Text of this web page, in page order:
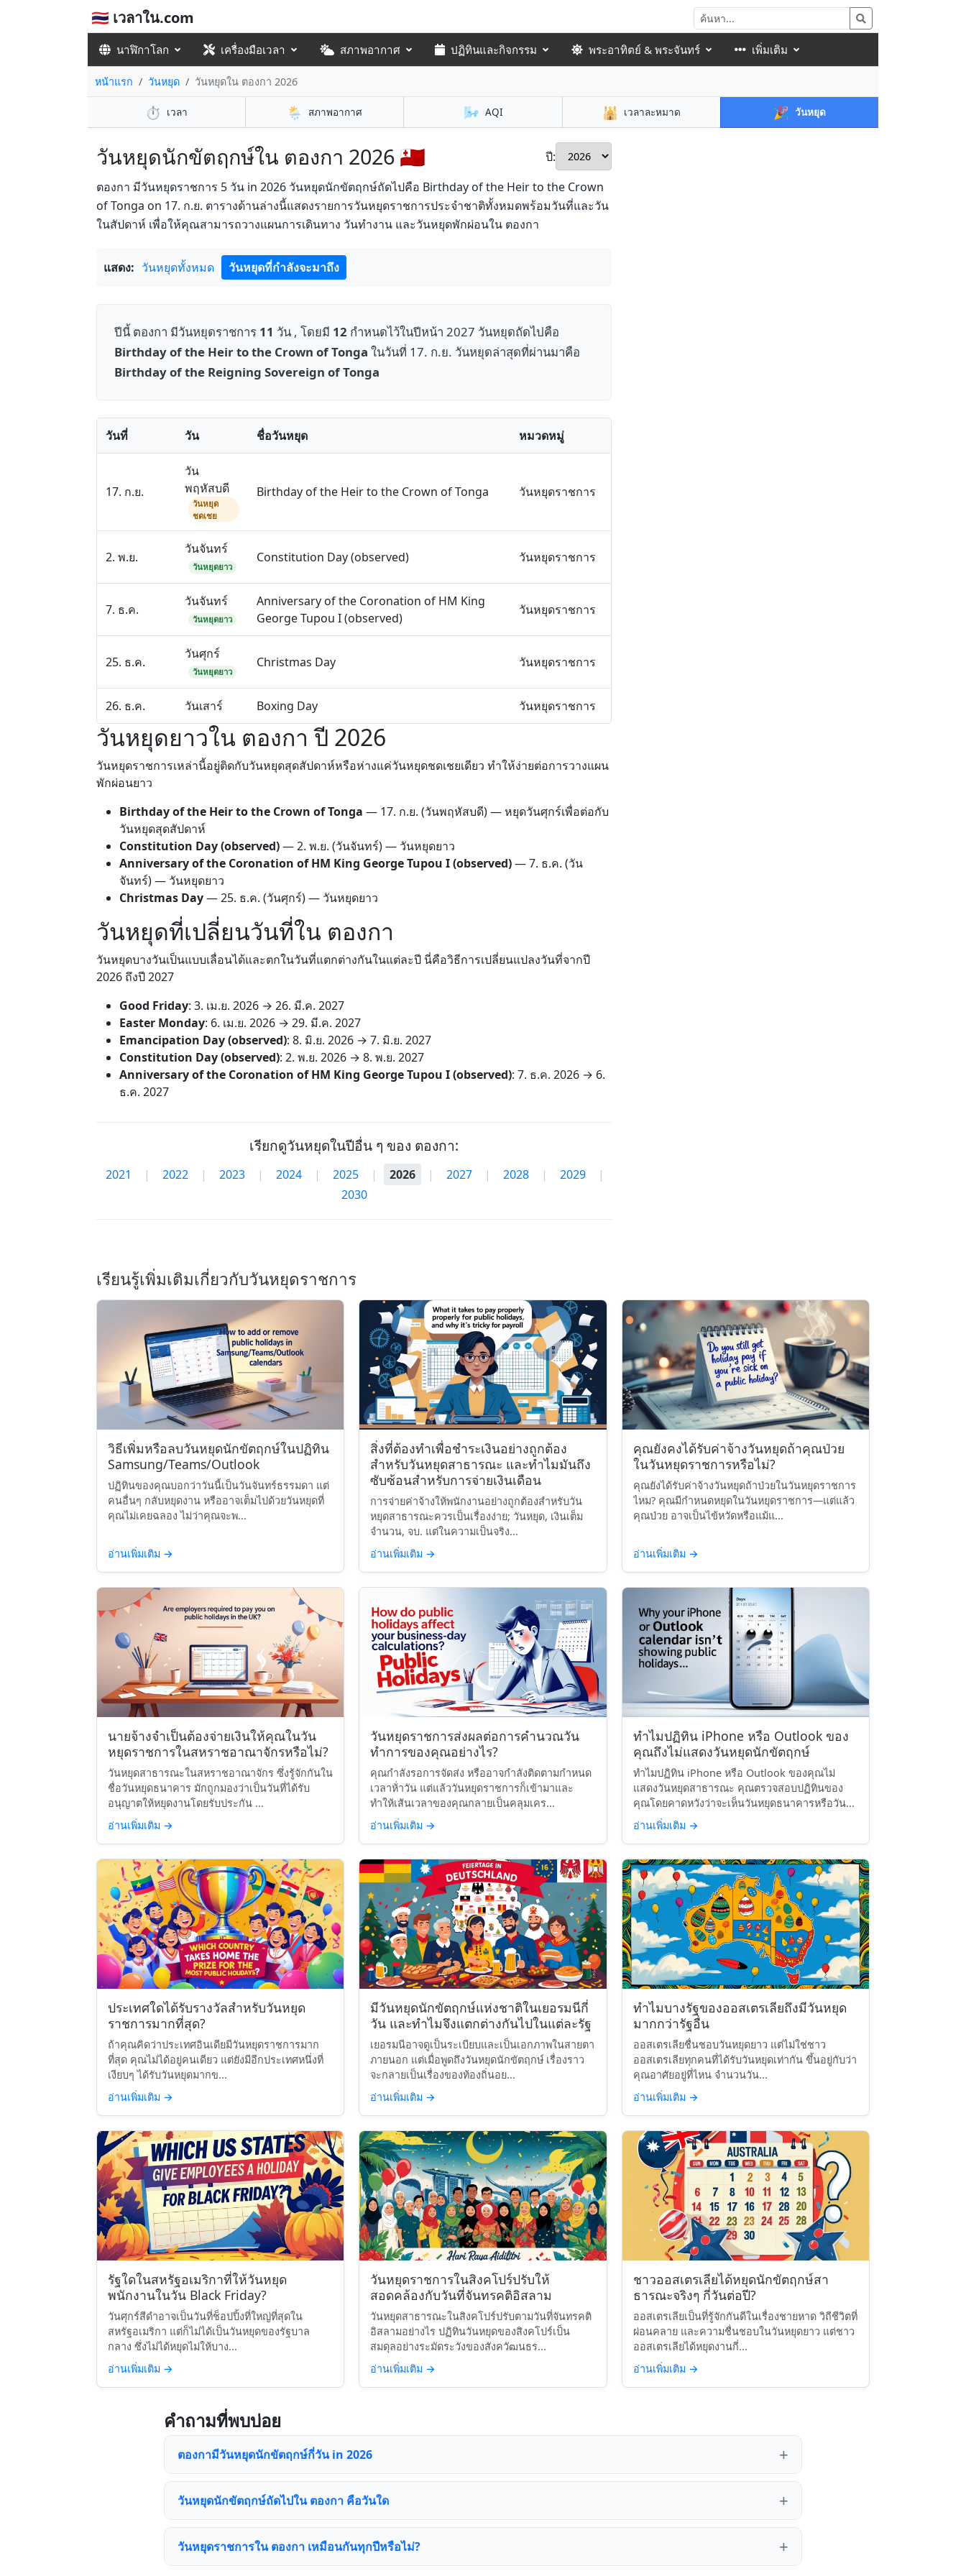
🇹🇭 เวลาใน.com
นาฬิกาโลก เครื่องมือเวลา สภาพอากาศ ปฏิทินและกิจกรรม พระอาทิตย์ & พระจันทร์ เพิ่มเติม
หน้าแรก วันหยุด วันหยุดใน ตองกา 2026
⏱️ เวลา 🌦️ สภาพอากาศ 🌬️ AQI 🕌 เวลาละหมาด 🎉 วันหยุด
วันหยุดนักขัตฤกษ์ใน ตองกา 2026 🇹🇴
ปี:
ตองกา มีวันหยุดราชการ 5 วัน in 2026 วันหยุดนักขัตฤกษ์ถัดไปคือ Birthday of the Heir to the Crown
of Tonga on 17. ก.ย. ตารางด้านล่างนี้แสดงรายการวันหยุดราชการประจำชาติทั้งหมดพร้อมวันที่และวัน
ในสัปดาห์ เพื่อให้คุณสามารถวางแผนการเดินทาง วันทำงาน และวันหยุดพักผ่อนใน ตองกา
แสดง: วันหยุดทั้งหมด วันหยุดที่กำลังจะมาถึง
ปีนี้ ตองกา มีวันหยุดราชการ 11 วัน , โดยมี 12 กำหนดไว้ในปีหน้า 2027 วันหยุดถัดไปคือ
Birthday of the Heir to the Crown of Tonga ในวันที่ 17. ก.ย. วันหยุดล่าสุดที่ผ่านมาคือ
Birthday of the Reigning Sovereign of Tonga
วันที่ วัน ชื่อวันหยุด หมวดหมู่
17. ก.ย.
วัน
พฤหัสบดี
วันหยุด
ชดเชย
Birthday of the Heir to the Crown of Tonga วันหยุดราชการ
2. พ.ย.
วันจันทร์
วันหยุดยาว
Constitution Day (observed) วันหยุดราชการ
7. ธ.ค.
วันจันทร์
วันหยุดยาว
Anniversary of the Coronation of HM King
George Tupou I (observed)
วันหยุดราชการ
25. ธ.ค.
วันศุกร์
วันหยุดยาว
Christmas Day วันหยุดราชการ
26. ธ.ค. วันเสาร์ Boxing Day วันหยุดราชการ
วันหยุดยาวใน ตองกา ปี 2026
วันหยุดราชการเหล่านี้อยู่ติดกับวันหยุดสุดสัปดาห์หรือห่างแค่วันหยุดชดเชยเดียว ทำให้ง่ายต่อการวางแผน
พักผ่อนยาว
Birthday of the Heir to the Crown of Tonga — 17. ก.ย. (วันพฤหัสบดี) — หยุดวันศุกร์เพื่อต่อกับ
วันหยุดสุดสัปดาห์
Constitution Day (observed)—2. พ.ย. (วันจันทร์) — วันหยุดยาว
Anniversary of the Coronation of HM King George Tupou I (observed)—7. ธ.ค. (วัน
จันทร์) — วันหยุดยาว
Christmas Day—25. ธ.ค. (วันศุกร์) — วันหยุดยาว
วันหยุดที่เปลี่ยนวันที่ใน ตองกา
วันหยุดบางวันเป็นแบบเลื่อนได้และตกในวันที่แตกต่างกันในแต่ละปี นี่คือวิธีการเปลี่ยนแปลงวันที่จากปี
2026 ถึงปี 2027
Good Friday: 3. เม.ย. 2026 → 26. มี.ค. 2027
Easter Monday: 6. เม.ย. 2026 → 29. มี.ค. 2027
Emancipation Day (observed): 8. มิ.ย. 2026 → 7. มิ.ย. 2027
Constitution Day (observed): 2. พ.ย. 2026 → 8. พ.ย. 2027
Anniversary of the Coronation of HM King George Tupou I (observed): 7. ธ.ค. 2026 → 6.
ธ.ค. 2027
เรียกดูวันหยุดในปีอื่น ๆ ของ ตองกา:
2021 | 2022 | 2023 | 2024 | 2025 | 2026 | 2027 | 2028 | 2029
|
2030
เรียนรู้เพิ่มเติมเกี่ยวกับวันหยุดราชการ
วิธีเพิ่มหรือลบวันหยุดนักขัตฤกษ์ในปฏิทิน
Samsung/Teams/Outlook
ปฏิทินของคุณบอกว่าวันนี้เป็นวันจันทร์ธรรมดา แต่
คนอื่นๆ กลับหยุดงาน หรืออาจเต็มไปด้วยวันหยุดที่
คุณไม่เคยฉลอง ไม่ว่าคุณจะพ...
อ่านเพิ่มเติม →
สิ่งที่ต้องทำเพื่อชำระเงินอย่างถูกต้อง
สำหรับวันหยุดสาธารณะ และทำไมมันถึง
ซับซ้อนสำหรับการจ่ายเงินเดือน
การจ่ายค่าจ้างให้พนักงานอย่างถูกต้องสำหรับวัน
หยุดสาธารณะควรเป็นเรื่องง่าย; วันหยุด, เงินเต็ม
จำนวน, จบ. แต่ในความเป็นจริง...
อ่านเพิ่มเติม →
คุณยังคงได้รับค่าจ้างวันหยุดถ้าคุณป่วย
ในวันหยุดราชการหรือไม่?
คุณยังได้รับค่าจ้างวันหยุดถ้าป่วยในวันหยุดราชการ
ไหม? คุณมีกำหนดหยุดในวันหยุดราชการ—แต่แล้ว
คุณป่วย อาจเป็นไข้หวัดหรือแม้แ...
อ่านเพิ่มเติม →
นายจ้างจำเป็นต้องจ่ายเงินให้คุณในวัน
หยุดราชการในสหราชอาณาจักรหรือไม่?
วันหยุดสาธารณะในสหราชอาณาจักร ซึ่งรู้จักกันใน
ชื่อวันหยุดธนาคาร มักถูกมองว่าเป็นวันที่ได้รับ
อนุญาตให้หยุดงานโดยรับประกัน ...
อ่านเพิ่มเติม →
วันหยุดราชการส่งผลต่อการคำนวณวัน
ทำการของคุณอย่างไร?
คุณกำลังรอการจัดส่ง หรืออาจกำลังติดตามกำหนด
เวลาห้่าวัน แต่แล้ววันหยุดราชการก็เข้ามาและ
ทำให้เส้นเวลาของคุณกลายเป็นคลุมเคร...
อ่านเพิ่มเติม →
ทำไมปฏิทิน iPhone หรือ Outlook ของ
คุณถึงไม่แสดงวันหยุดนักขัตฤกษ์
ทำไมปฏิทิน iPhone หรือ Outlook ของคุณไม่
แสดงวันหยุดสาธารณะ คุณตรวจสอบปฏิทินของ
คุณโดยคาดหวังว่าจะเห็นวันหยุดธนาคารหรือวัน...
อ่านเพิ่มเติม →
ประเทศใดได้รับรางวัลสำหรับวันหยุด
ราชการมากที่สุด?
ถ้าคุณคิดว่าประเทศอินเดียมีวันหยุดราชการมาก
ที่สุด คุณไม่ได้อยู่คนเดียว แต่ยังมีอีกประเทศหนึ่งที่
เงียบๆ ได้รับวันหยุดมากข...
อ่านเพิ่มเติม →
มีวันหยุดนักขัตฤกษ์แห่งชาติในเยอรมนีกี่
วัน และทำไมจึงแตกต่างกันไปในแต่ละรัฐ
เยอรมนีอาจดูเป็นระเบียบและเป็นเอกภาพในสายตา
ภายนอก แต่เมื่อพูดถึงวันหยุดนักขัตฤกษ์ เรื่องราว
จะกลายเป็นเรื่องของท้องถิ่นอย...
อ่านเพิ่มเติม →
ทำไมบางรัฐของออสเตรเลียถึงมีวันหยุด
มากกว่ารัฐอื่น
ออสเตรเลียชื่นชอบวันหยุดยาว แต่ไม่ใช่ชาว
ออสเตรเลียทุกคนที่ได้รับวันหยุดเท่ากัน ขึ้นอยู่กับว่า
คุณอาศัยอยู่ที่ไหน จำนวนวัน...
อ่านเพิ่มเติม →
รัฐใดในสหรัฐอเมริกาที่ให้วันหยุด
พนักงานในวัน Black Friday?
วันศุกร์สีดำอาจเป็นวันที่ช็อปปิ้งที่ใหญ่ที่สุดใน
สหรัฐอเมริกา แต่ก็ไม่ได้เป็นวันหยุดของรัฐบาล
กลาง ซึ่งไม่ได้หยุดไม่ให้บาง...
อ่านเพิ่มเติม →
วันหยุดราชการในสิงคโปร์ปรับให้
สอดคล้องกับวันที่จันทรคติอิสลาม
วันหยุดสาธารณะในสิงคโปร์ปรับตามวันที่จันทรคติ
อิสลามอย่างไร ปฏิทินวันหยุดของสิงคโปร์เป็น
สมดุลอย่างระมัดระวังของสังควัฒนธร...
อ่านเพิ่มเติม →
ชาวออสเตรเลียได้หยุดนักขัตฤกษ์สา
ธารณะจริงๆ กี่วันต่อปี?
ออสเตรเลียเป็นที่รู้จักกันดีในเรื่องชายหาด วิถีชีวิตที่
ผ่อนคลาย และความชื่นชอบในวันหยุดยาว แต่ชาว
ออสเตรเลียได้หยุดงานกี่...
อ่านเพิ่มเติม →
คำถามที่พบบ่อย
ตองกามีวันหยุดนักขัตฤกษ์กี่วัน in 2026
วันหยุดนักขัตฤกษ์ถัดไปใน ตองกา คือวันใด
วันหยุดราชการใน ตองกา เหมือนกันทุกปีหรือไม่?